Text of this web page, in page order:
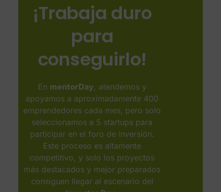
¡Trabaja duro
para
conseguirlo!​
En mentorDay, atendemos y
apoyamos a aproximadamente 400
emprendedores cada mes, pero solo
seleccionamos a 5 startups para
participar en el foro de inversión.
Este proceso es altamente
competitivo, y solo los proyectos
más destacados y mejor preparados
consiguen llegar al escenario del